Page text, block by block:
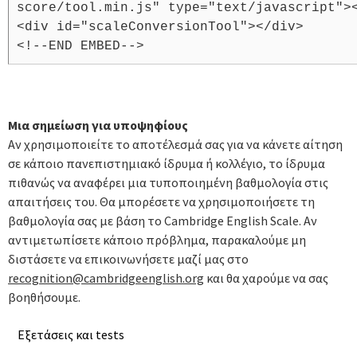
Εξετάσεις και tests
score/tool.min.js" type="text/
<div id="scaleConversionTool"></div>
<!--END EMBED-->
Μια σημείωση για υποψηφίους
Αν χρησιμοποιείτε το αποτέλεσμά σας για να κάνετε αίτηση
σε κάποιο πανεπιστημιακό ίδρυμα ή κολλέγιο, το ίδρυμα
πιθανώς να αναφέρει μια τυποποιημένη βαθμολογία στις
απαιτήσεις του. Θα μπορέσετε να χρησιμοποιήσετε τη
βαθμολογία σας με βάση το Cambridge English Scale. Αν
αντιμετωπίσετε κάποιο πρόβλημα, παρακαλούμε μη
διστάσετε να επικοινωνήσετε μαζί μας στο
recognition@cambridgeenglish.org και θα χαρούμε να σας
βοηθήσουμε.